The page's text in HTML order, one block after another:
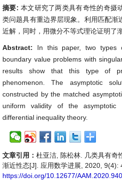
摘要: 本文研究了两类具有奇性的奇摄
类问题具有重边界层现象。利用匹配渐
近解，同时，用微分不等式理论证明了
Abstract: In this paper, two types
boundary value problems with
results show that this type of
phenomenon. The asymptotic
constructed by the matched
uniform validity of the
differential inequality theory.
文章引用： 杜亚洁, 陈松林. 几类具有奇
渐近性态[J]. 应用数学进展, 2020, 9(4):
https://doi.org/10.12677/